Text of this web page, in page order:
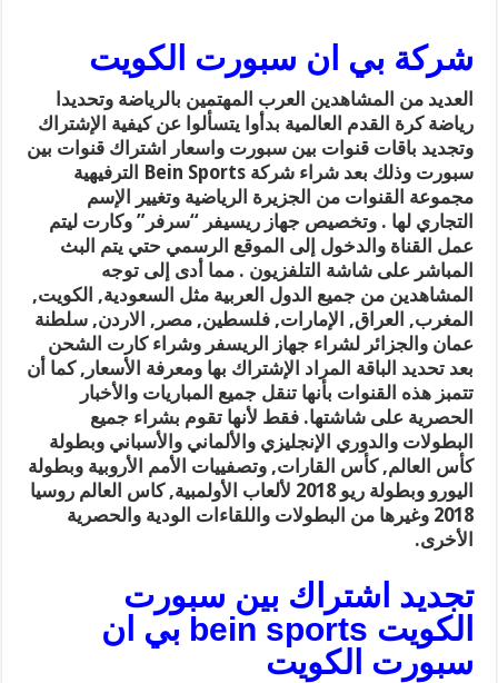
شركة بي ان سبورت الكويت
العديد من المشاهدين العرب المهتمين بالرياضة وتحديدا
رياضة كرة القدم العالمية بدأوا يتسألوا عن كيفية الإشتراك
وتجديد باقات قنوات بين سبورت واسعار اشتراك قنوات بين
سبورت وذلك بعد شراء شركة Bein Sports الترفيهية
مجموعة القنوات من الجزيرة الرياضية وتغيير الإسم
التجاري لها . وتخصيص جهاز ريسيفر “سرفر” وكارت ليتم
عمل القناة والدخول إلى الموقع الرسمي حتي يتم البث
المباشر على شاشة التلفزيون . مما أدى إلى توجه
المشاهدين من جميع الدول العربية مثل السعودية, الكويت,
المغرب, العراق, الإمارات, فلسطين, مصر, الاردن, سلطنة
عمان والجزائر لشراء جهاز الريسفر وشراء كارت الشحن
بعد تحديد الباقة المراد الإشتراك بها ومعرفة الأسعار, كما أن
تتمبز هذه القنوات بأنها تنقل جميع المباريات والأخبار
الحصرية على شاشتها. فقط لأنها تقوم بشراء جميع
البطولات والدوري الإنجليزي والألماني والأسباني وبطولة
كأس العالم, كأس القارات, وتصفييات الأمم الأروبية وبطولة
اليورو وبطولة ريو 2018 لألعاب الأولمبية, كاس العالم روسيا
2018 وغيرها من البطولات واللقاءات الودية والحصرية
الأخرى.
تجديد اشتراك بين سبورت
الكويت bein sports بي ان
سبورت الكويت